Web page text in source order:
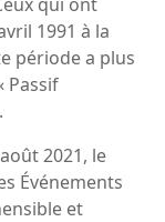
1991 à la
période a plus
Passif
2021, le
Événements
et